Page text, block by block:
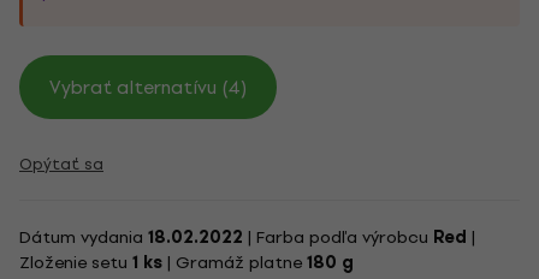
Vybrať alternatívu (4)
Opýtať sa
Dátum vydania 18.02.2022 | Farba podľa výrobcu Red |
Zloženie setu 1 ks | Gramáž platne180 g